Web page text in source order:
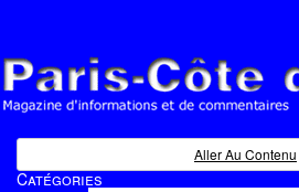
Magazine d'informations et deAller Au Contenu
Catégories